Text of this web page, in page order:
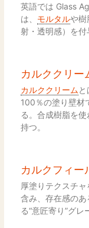
英語では Glass
は、 モルタルや樹
射・透明感）を付
カルククリー
カルククリーム
100％の塗り壁材
る。合成樹脂を
持つ。
カルクフィー
厚塗りテクスチ
含み、存在感の
る“意匠寄り”グレ